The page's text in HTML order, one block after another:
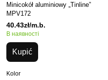
Minicokół aluminiowy „Tinline”
MPV172
40.43zł/m.b.
В наявності
Kupić
Kolor